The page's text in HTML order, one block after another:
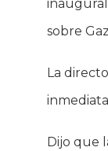
sobre
La
Dijo que